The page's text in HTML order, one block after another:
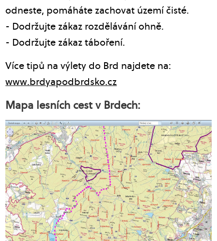
odneste, pomáháte zachovat území čisté.
- Dodržujte zákaz rozdělávání ohně.
- Dodržujte zákaz táboření.
Více tipů na výlety do Brd najdete na:
www.brdyapodbrdsko.cz
Mapa lesních cest v Brdech: